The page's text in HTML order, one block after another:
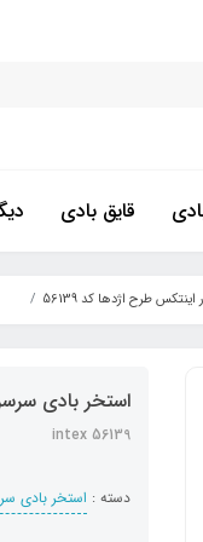
قایق بادی
طرح اژدها کد 56139
استخر بادی
intex 56139
دسته : استخر بادی